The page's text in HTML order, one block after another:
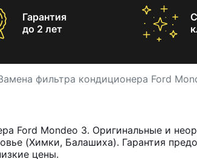
Гарантия
до 2 лет
фильтра кондиционера Ford
Ford Mondeo 3. Оригинальные и
(Химки, Балашиха). Гарантия
цены.